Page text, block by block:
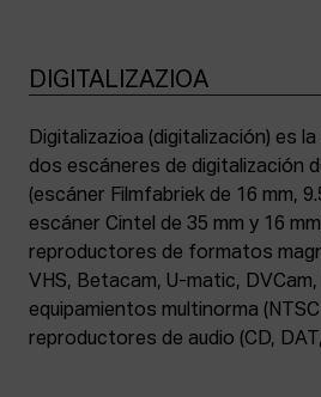
DIGITALIZAZIOA
Digitalizazioa (digitalización) es
dos escáneres de digitalización
(escáner Filmfabriek de 16 mm,
escáner Cintel de 35 mm y 16
reproductores de formatos
VHS, Betacam, U-matic,
equipamientos multinorma (NTSC
reproductores de audio (CD,